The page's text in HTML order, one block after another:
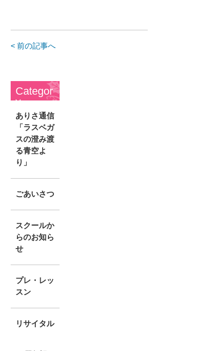
< 前の記事へ
Categor
y
ありさ通信
「ラスベガ
スの澄み渡
る青空よ
り」
ごあいさつ
スクールか
らのお知ら
せ
プレ・レッ
スン
リサイタル